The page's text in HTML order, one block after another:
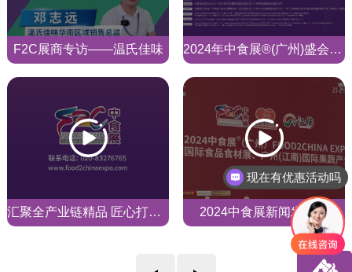
F2C展商专访——温氏佳味 2024年中食展®(广州)盛会预告|9月广州见！
汇聚全产业链精品 匠心打造食饮殿堂 2024中食展新闻发布会
可以介绍下你们的产品么
现在有优惠活动吗